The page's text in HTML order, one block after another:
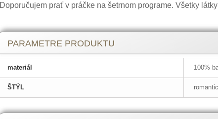
Doporučujem prať v práčke na šetrnom programe. Všetky
PARAMETRE PRODUKTU
materiál 100%
ŠTÝL